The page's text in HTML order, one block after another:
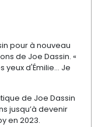
pour à nouveau
de Joe Dassin. «
yeux d'Émilie… Je
de Joe Dassin
jusqu’à devenir
en 2023.